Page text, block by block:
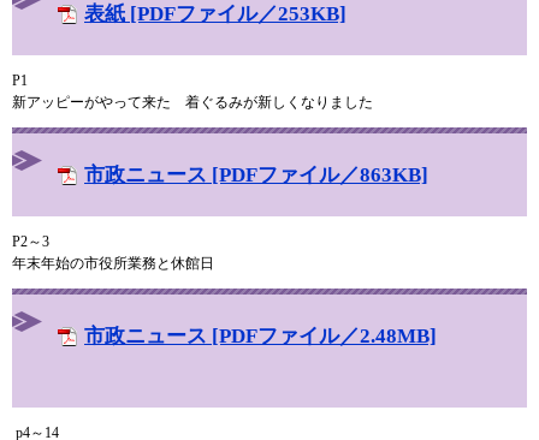
表紙 [PDFファイル／253KB]
P1
新アッピーがやって来た 着ぐるみが新しくなりました
市政ニュース [PDFファイル／863KB]
P2～3
年末年始の市役所業務と休館日
市政ニュース [PDFファイル／2.48MB]
p4～14